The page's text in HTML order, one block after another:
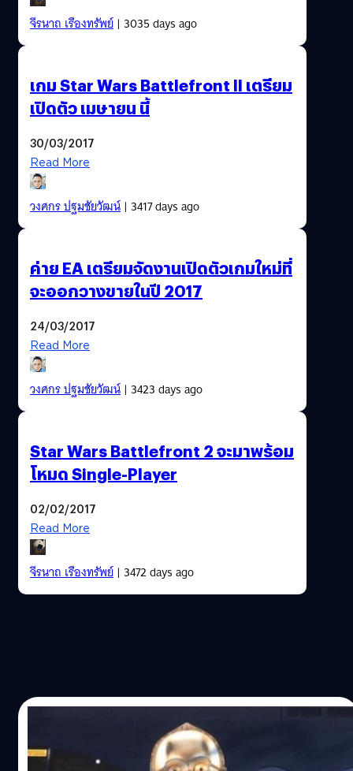
จีรนาถ เรืองทรัพย์| 3035 days ago
เกม Star Wars Battlefront II เตรียม
เปิดตัว เมษายน นี้
30/03/2017
Read More
วงศกร ปฐมชัยวัฒน์| 3417 days ago
ค่าย EA เตรียมจัดงานเปิดตัวเกมใหม่ที่
จะออกวางขายในปี 2017
24/03/2017
Read More
วงศกร ปฐมชัยวัฒน์| 3423 days ago
Star Wars Battlefront 2 จะมาพร้อม
โหมด Single-Player
02/02/2017
Read More
จีรนาถ เรืองทรัพย์| 3472 days ago
มาดูรถไฟความเร็วสูง ขบวนพิเศษจากหนัง